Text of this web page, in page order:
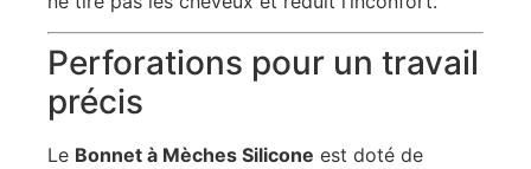
Perforations pour un travail
précis
Le Bonnet à Mèches Silicone est doté de